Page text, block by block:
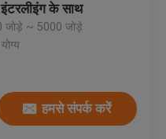
के साथ
जोड़े ~ 5000 जोड़े
हमसे संपर्क करें